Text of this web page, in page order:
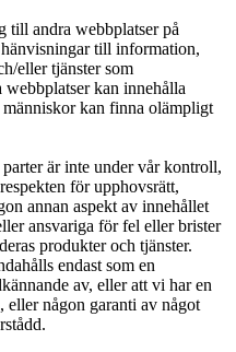
till andra webbplatser på
till information,
eller tjänster som
webbplatser kan innehålla
kan finna olämpligt
är inte under vår kontroll,
för upphovsrätt,
annan aspekt av innehållet
ansvariga för fel eller brister
produkter och tjänster.
endast som en
av, eller att vi har en
någon garanti av något